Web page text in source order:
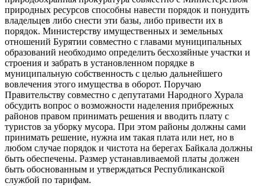
природных ресурсов способны навести порядок и понудить
владельцев либо снести эти базы, либо привести их в
порядок. Министерству имущественных и земельных
отношений Бурятии совместно с главами муниципальных
образований необходимо определить бесхозяйные участки и
строения и забрать в установленном порядке в
муниципальную собственность с целью дальнейшего
вовлечения этого имущества в оборот. Поручаю
Правительству совместно с депутатами Народного Хурала
обсудить вопрос о возможности наделения прибрежных
районов правом принимать решения и вводить плату с
туристов за уборку мусора. При этом районы должны сами
принимать решение, нужна им такая плата или нет, но в
любом случае порядок и чистота на берегах Байкала должны
быть обеспечены. Размер устанавливаемой платы должен
быть обоснованным и утверждаться Республиканской
службой по тарифам.